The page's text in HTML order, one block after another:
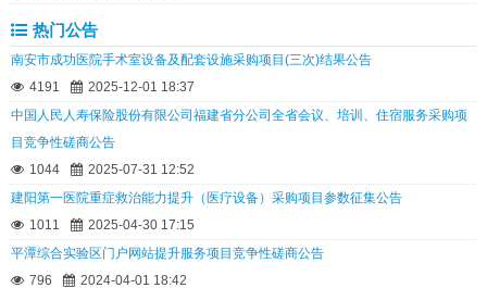
热门公告
南安市成功医院手术室设备及配套设施采购项目(三次)结果公告
4191
2025-12-01 18:37
中国人民人寿保险股份有限公司福建省分公司全省会议、培训、住宿服务采购项
目竞争性磋商公告
1044
2025-07-31 12:52
建阳第一医院重症救治能力提升（医疗设备）采购项目参数征集公告
1011
2025-04-30 17:15
平潭综合实验区门户网站提升服务项目竞争性磋商公告
796
2024-04-01 18:42